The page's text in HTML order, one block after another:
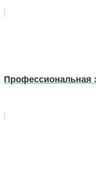
Профессиональная